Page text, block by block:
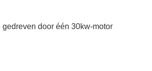
door één 30kw-motor